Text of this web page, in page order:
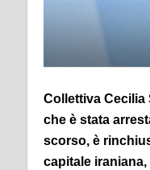
Collettiva Cecilia
che è stata
scorso, è
capitale